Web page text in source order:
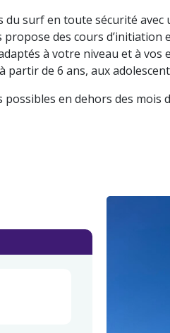
du surf en toute sécurité
propose des cours
à votre niveau et à vos
partir de 6 ans, aux
en dehors des mois